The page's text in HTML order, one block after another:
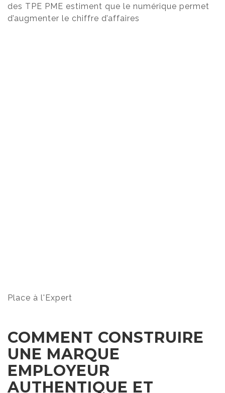
des TPE PME estiment que le numérique permet
d’augmenter le chiffre d’affaires
Place à l'Expert
COMMENT CONSTRUIRE
UNE MARQUE
EMPLOYEUR
AUTHENTIQUE ET